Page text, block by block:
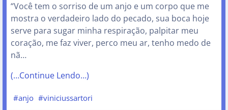
“Você tem o sorriso de um anjo e um corpo que me
mostra o verdadeiro lado do pecado, sua boca hoje
serve para sugar minha respiração, palpitar meu
coração, me faz viver, perco meu ar, tenho medo de
nã…
(…Continue Lendo…)
#anjo #viniciussartori